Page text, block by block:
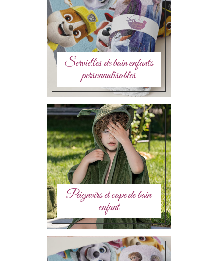
Serviettes de bain enfants
personnalisables
Peignoirs et cape de bain
enfant